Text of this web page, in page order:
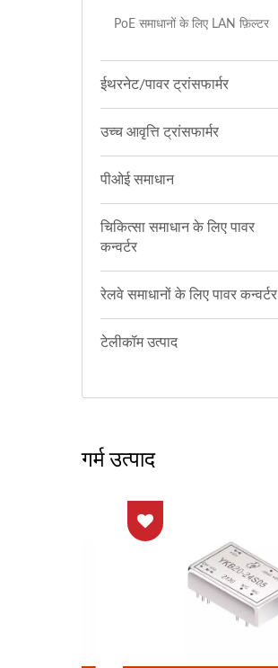
PoE समाधानों के लिए LAN फ़िल्टर
ईथरनेट/पावर ट्रांसफार्मर
उच्च आवृत्ति ट्रांसफार्मर
पीओई समाधान
चिकित्सा समाधान के लिए पावर
कन्वर्टर
रेलवे समाधानों के लिए पावर कन्वर्टर
टेलीकॉम उत्पाद
गर्म उत्पाद